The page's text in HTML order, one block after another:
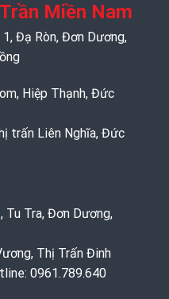
Miền Nam
Đạ Ròn, Đơn Dương,
Hiệp Thạnh, Đức
trấn Liên Nghĩa, Đức
Tu Tra, Đơn Dương,
Thị Trấn Đinh
0961.789.640